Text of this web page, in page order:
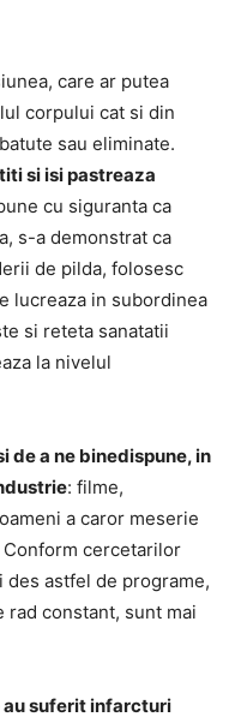
care ar putea
corpului cat si din
sau eliminate.
si isi pastreaza
cu siguranta ca
s-a demonstrat ca
de pilda, folosesc
lucreaza in subordinea
si reteta sanatatii
la nivelul
de a ne binedispune, in
: filme,
a caror meserie
cercetarilor
astfel de programe,
rad constant, sunt mai
au suferit infarcturi